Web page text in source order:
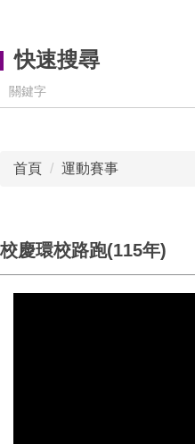
快速搜尋
首頁 運動賽事
校慶環校路跑(115年)